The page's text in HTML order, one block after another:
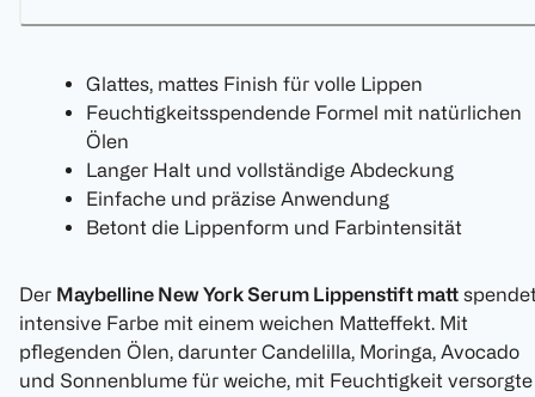
Glattes, mattes Finish für volle Lippen
Feuchtigkeitsspendende Formel mit natürlichen
Ölen
Langer Halt und vollständige Abdeckung
Einfache und präzise Anwendung
Betont die Lippenform und Farbintensität
Der Maybelline New York Serum Lippenstift matt
intensive Farbe mit einem weichen Matteffekt. Mit
pflegenden Ölen, darunter Candelilla, Moringa, Avocado
und Sonnenblume für weiche, mit Feuchtigkeit versorgte